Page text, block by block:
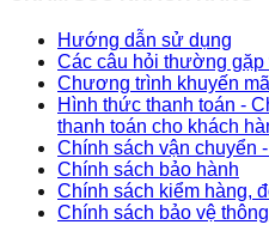
Hướng dẫn sử dụng
Các câu hỏi thường gặp
Chương trình khuyến
Hình thức thanh toán -
thanh toán cho khách
Chính sách vận chuyển
Chính sách bảo hành
Chính sách kiểm hàng,
Chính sách bảo vệ